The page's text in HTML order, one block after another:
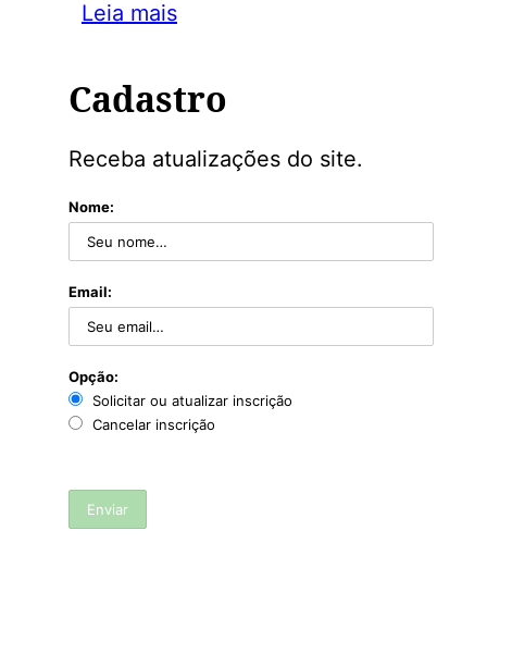
Leia mais
Cadastro
Receba atualizações do site.
Nome:
Email:
Opção:
Solicitar ou atualizar inscrição
Cancelar inscrição